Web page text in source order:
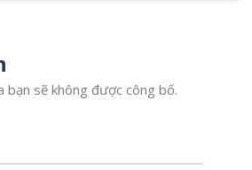
bạn sẽ không được công bố.